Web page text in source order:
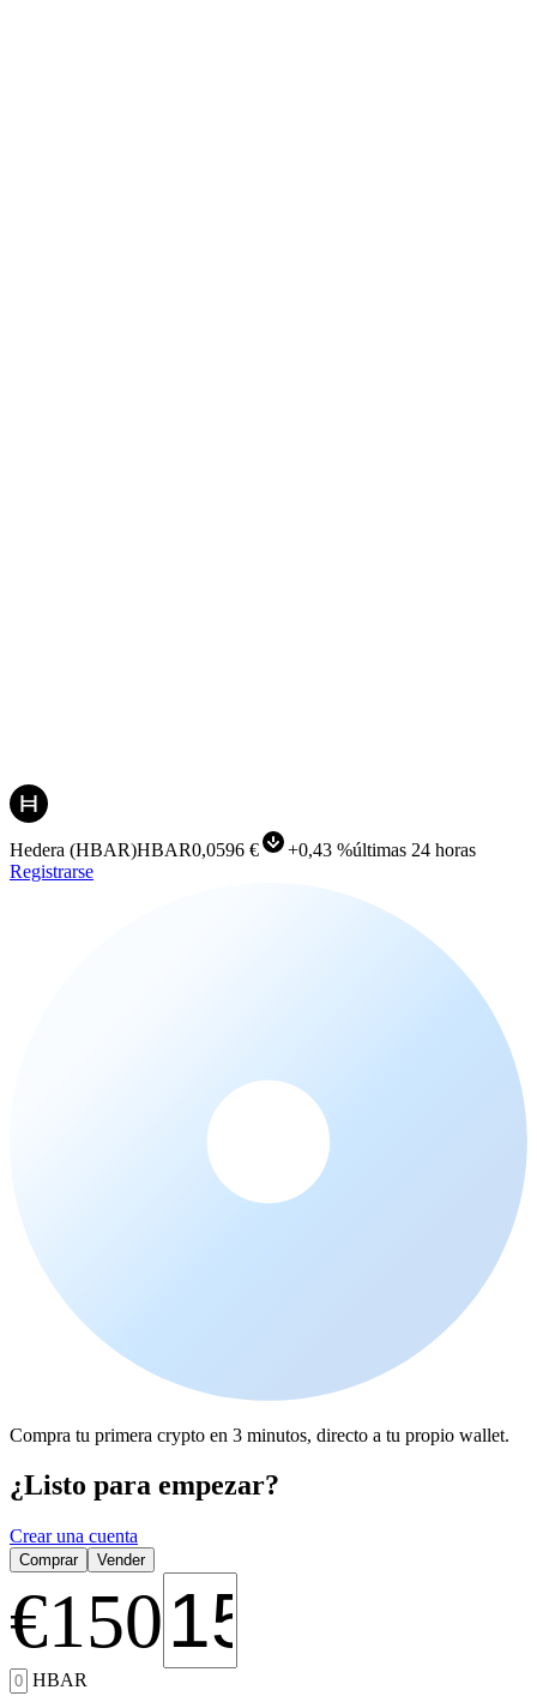
Hedera (HBAR)HBAR0,0596 € +0,43 %últimas 24 horas
Registrarse
Compra tu primera crypto en 3 minutos, directo a tu propio wallet.
¿Listo para empezar?
Crear una cuenta
Comprar Vender
€150
HBAR